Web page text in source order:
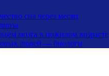
сна через месяц
мозга в пожилом возрасте
людей — биологи